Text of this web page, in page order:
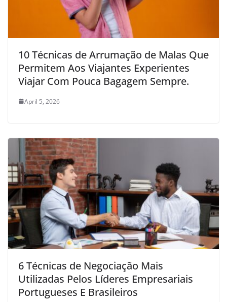
10 Técnicas de Arrumação de Malas Que
Permitem Aos Viajantes Experientes
Viajar Com Pouca Bagagem Sempre.
April 5, 2026
6 Técnicas de Negociação Mais
Utilizadas Pelos Líderes Empresariais
Portugueses E Brasileiros